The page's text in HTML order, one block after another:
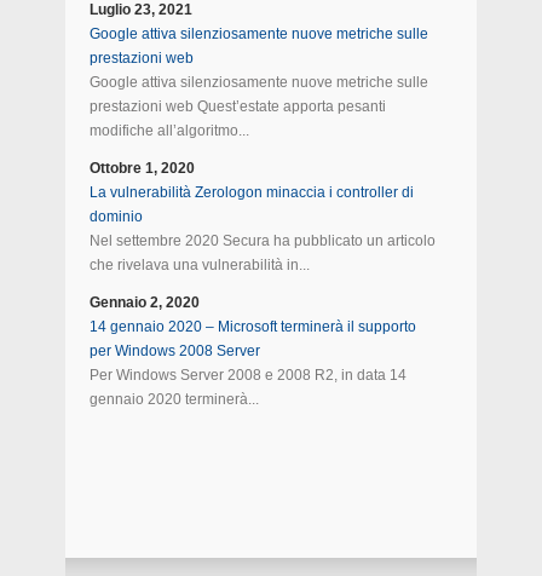
Luglio 23, 2021
Google attiva silenziosamente nuove metriche sulle
prestazioni web
Google attiva silenziosamente nuove metriche sulle
prestazioni web Quest’estate apporta pesanti
modifiche all’algoritmo...
Ottobre 1, 2020
La vulnerabilità Zerologon minaccia i controller di
dominio
Nel settembre 2020 Secura ha pubblicato un articolo
che rivelava una vulnerabilità in...
Gennaio 2, 2020
14 gennaio 2020 – Microsoft terminerà il supporto
per Windows 2008 Server
Per Windows Server 2008 e 2008 R2, in data 14
gennaio 2020 terminerà...